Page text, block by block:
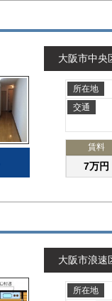
大阪市中央
所在地
交通
賃料
7万円
大阪市浪速
所在地